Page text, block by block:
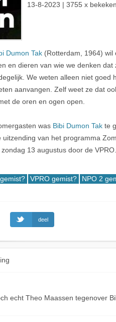
13-8-2023 | 3755 x
Dumon Tak (Rotterdam, 1964) wil
en dieren van wie we denken dat
We weten alleen niet goed
aanvangen. Zelf weet ze dat
de oren en ogen open.
was Bibi Dumon Tak te
uitzending van het programma
13 augustus door de VPRO.
VPRO gemist? NPO 2
deel
echt Theo Maassen tegenover